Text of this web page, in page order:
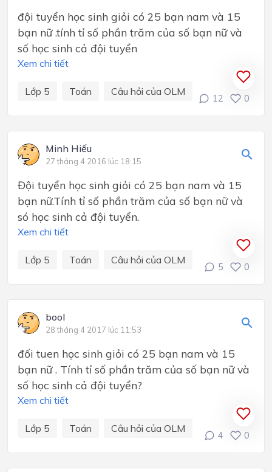
đội tuyển học sinh giỏi có 25 bạn nam và 15
bạn nữ .tính tỉ số phần trăm của số bạn nữ và
số học sinh cả đội tuyển
Xem chi tiết
Lớp 5 Toán Câu hỏi của OLM
12 0
Minh Hiếu
27 tháng 4 2016 lúc 18:15
Đội tuyển học sinh giỏi có 25 bạn nam và 15
bạn nữ.Tính tỉ số phần trăm của số bạn nữ và
só học sinh cả đội tuyển.
Xem chi tiết
Lớp 5 Toán Câu hỏi của OLM
5 0
bool
28 tháng 4 2017 lúc 11:53
đối tuen học sinh giỏi có 25 bạn nam và 15
bạn nữ . Tính tỉ số phần trăm của số bạn nữ và
số học sinh cả đội tuyển?
Xem chi tiết
Lớp 5 Toán Câu hỏi của OLM
4 0